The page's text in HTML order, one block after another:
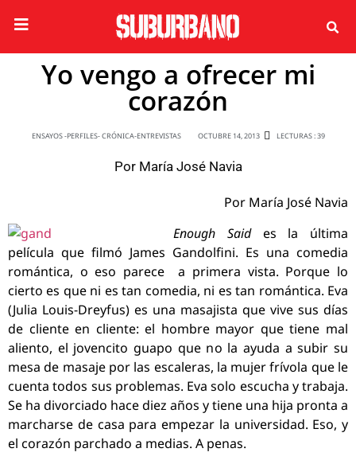
Yo vengo a ofrecer mi
corazón
ENSAYOS -PERFILES- CRÓNICA-ENTREVISTAS OCTUBRE 14, 2013 LECTURAS : 39
Por María José Navia
Por María José Navia
Enough Saides la última
película que filmó James Gandolfini. Es una comedia
romántica, o eso parece a primera vista. Porque lo
cierto es que ni es tan comedia, ni es tan romántica. Eva
(Julia Louis-Dreyfus) es una masajista que vive sus días
de cliente en cliente: el hombre mayor que tiene mal
aliento, el jovencito guapo que no la ayuda a subir su
mesa de masaje por las escaleras, la mujer frívola que le
cuenta todos sus problemas. Eva solo escucha y trabaja.
Se ha divorciado hace diez años y tiene una hija pronta a
marcharse de casa para empezar la universidad. Eso, y
el corazón parchado a medias. A penas.